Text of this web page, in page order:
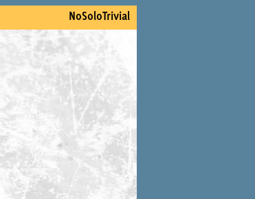
NoSoloTrivial